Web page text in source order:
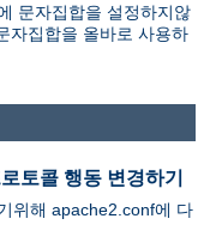
문자집합을 설정하지않
자집합을 올바로 사용하
토콜 행동 변경하기
위해 apache2.conf에 다